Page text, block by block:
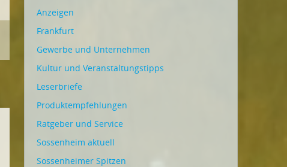
Anzeigen
Frankfurt
Gewerbe und Unternehmen
Kultur und Veranstaltungstipps
Leserbriefe
Produktempfehlungen
Ratgeber und Service
Sossenheim aktuell
Sossenheimer Spitzen